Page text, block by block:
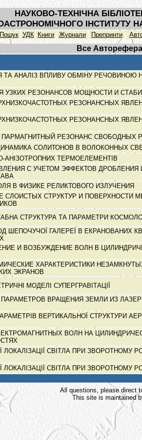
НАУКОВО-ТЕХНІЧНА
ІНСТИТУТУ
Пошук УДК Книги Журнали Препринти
Все
АНАЛІЗ ВПЛИВУ ОБМІНУ РЕЧОВИНОЮ
УЗКИХ РЕЗОНАНСОВ МОЩНОСТИ И
РЕЗОНАНСНЫХ
РЕЗОНАНСНЫХ
РЕЗОНАНС СВОБОДНЫХ
СОЛИТОНОВ В ВОЛОКОННЫХ
АНІЗОТРОПНИХ ТЕРМОЕЛЕМЕНТІВ
С УЧЕТОМ ЭФФЕКТОВ ДРОБЛЕНИЯ
В ФИЗИКЕ РЕЛИКТОВОГО ИЗЛУЧЕНИЯ
СЛОИСТЫХ СТРУКТУР И ПОВЕРХНОСТИ
СТРУКТУРА ТА ПАРАМЕТРИ
ШЕПОЧУЧОЇ ГАЛЕРЕЇ В ЕКРАНОВАНИХ
И ВОЗБУЖДЕНИЕ ВОЛН В
ХАРАКТЕРИСТИКИ
ЭКРАНОВ
МОДЕЛІ СУПЕРГРАВІТАЦІЇ
ВРАЩЕНИЯ ЗЕМЛИ ИЗ
ВЕРТИКАЛЬНОЇ СТРУКТУРИ
ВОЛН НА
ЛОКАЛІЗАЦІЇ СВІТЛА ПРИ ЗВОРОТНОМУ
ЛОКАЛІЗАЦІЇ СВІТЛА ПРИ ЗВОРОТНОМУ
All questions, please direct
This site is maintained